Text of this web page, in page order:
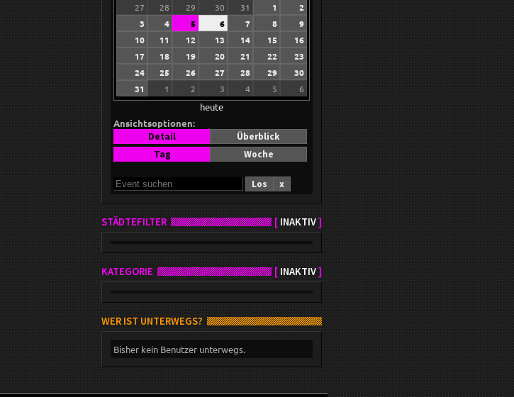
27
28 29 30 31 1
2
3
4 5 6 7 8
9
10
11 12 13 14 15
16
17
18 19 20 21 22
23
24
25 26 27 28 29
30
31
1 2 3 4 5 6
heute
Ansichtsoptionen:
Detail
Überblick
Tag
Woche
Los x
STÄDTEFILTER [ INAKTIV]
KATEGORIE [ INAKTIV]
WER IST UNTERWEGS?
Bisher kein Benutzer unterwegs.